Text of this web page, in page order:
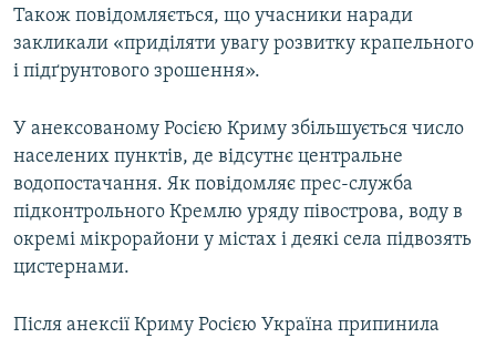
Також повідомляється, що учасники наради
закликали «приділяти увагу розвитку крапельного
і підґрунтового зрошення».
У анексованому Росією Криму збільшується число
населених пунктів, де відсутнє центральне
водопостачання. Як повідомляє прес-служба
підконтрольного Кремлю уряду півострова, воду в
окремі мікрорайони у містах і деякі села підвозять
цистернами.
Після анексії Криму Росією Україна припинила